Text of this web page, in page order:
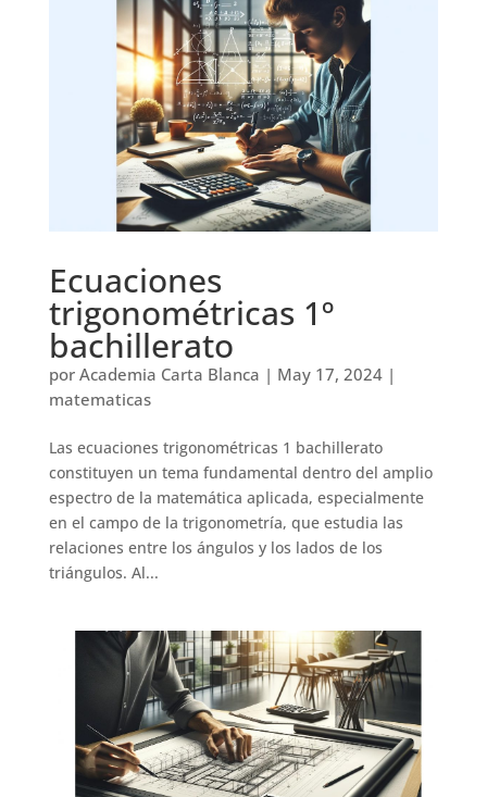
Ecuaciones
trigonométricas 1º
bachillerato
por Academia Carta Blanca | May 17, 2024|
matematicas
Las ecuaciones trigonométricas 1 bachillerato
constituyen un tema fundamental dentro del amplio
espectro de la matemática aplicada, especialmente
en el campo de la trigonometría, que estudia las
relaciones entre los ángulos y los lados de los
triángulos. Al...